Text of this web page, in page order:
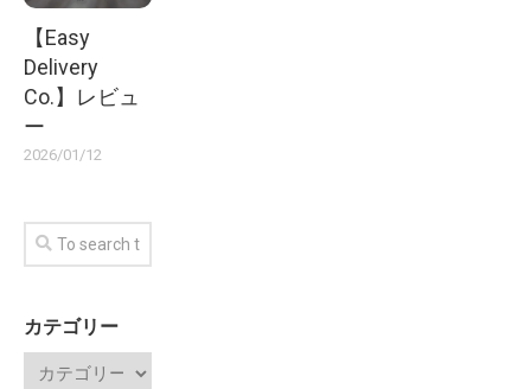
【Easy
Delivery
Co.】レビュ
ー
2026/01/12
カテゴリー